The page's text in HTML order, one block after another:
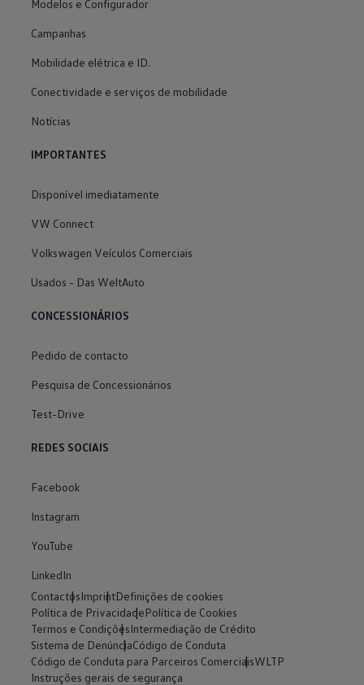
Modelos e Configurador
Campanhas
Mobilidade elétrica e ID.
Conectividade e serviços de mobilidade
Notícias
IMPORTANTES
Disponível imediatamente
VW Connect
Volkswagen Veículos Comerciais
Usados - Das WeltAuto
CONCESSIONÁRIOS
Pedido de contacto
Pesquisa de Concessionários
Test-Drive
REDES SOCIAIS
Facebook
Instagram
YouTube
LinkedIn
ContactosImprintDefinições de cookies
Política de PrivacidadePolítica de Cookies
Termos e CondiçõesIntermediação de Crédito
Sistema de DenúnciaCódigo de Conduta
Código de Conduta para Parceiros ComerciaisWLTP
Instruções gerais de segurança